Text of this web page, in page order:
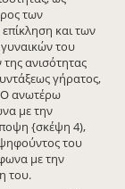
των
και των
του
ανισότητας
γήρατος,
Ο ανωτέρω
με την
{σκέψη 4),
του
με την
του.